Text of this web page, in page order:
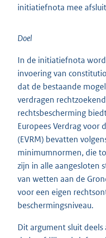
initiatiefnota mee
Doel
In de initiatiefnota
invoering van
dat de bestaande
verdragen
rechtsbescherming
Europees Verdrag voor
(EVRM) bevatten
minimumnormen, die
zijn in alle aangesloten
van wetten aan de
voor een eigen
beschermingsniveau.
Dit argument sluit